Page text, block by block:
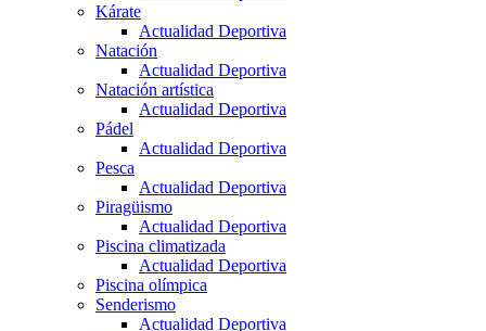
Kárate
Actualidad Deportiva
Natación
Actualidad Deportiva
Natación artística
Actualidad Deportiva
Pádel
Actualidad Deportiva
Pesca
Actualidad Deportiva
Piragüismo
Actualidad Deportiva
Piscina climatizada
Actualidad Deportiva
Piscina olímpica
Senderismo
Actualidad Deportiva